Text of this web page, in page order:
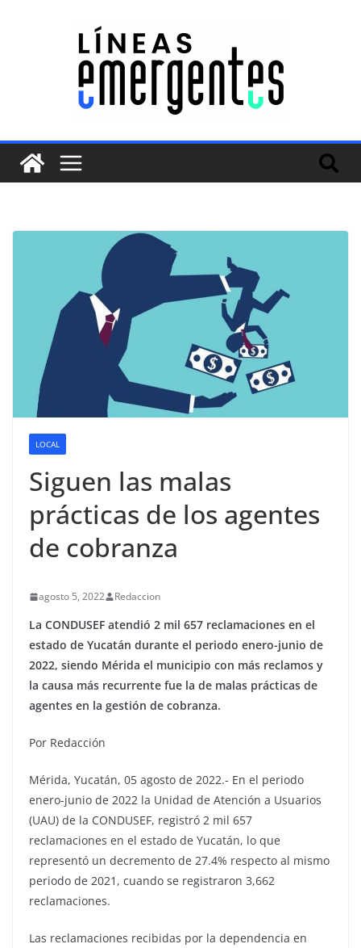
LOCAL
Siguen las malas
prácticas de los agentes
de cobranza
agosto 5, 2022 Redaccion
La CONDUSEF atendió 2 mil 657 reclamaciones en el
estado de Yucatán durante el periodo enero-junio de
2022, siendo Mérida el municipio con más reclamos y
la causa más recurrente fue la de malas prácticas de
agentes en la gestión de cobranza.
Por Redacción
Mérida, Yucatán, 05 agosto de 2022.- En el periodo
enero-junio de 2022 la Unidad de Atención a Usuarios
(UAU) de la CONDUSEF, registró 2 mil 657
reclamaciones en el estado de Yucatán, lo que
representó un decremento de 27.4% respecto al mismo
periodo de 2021, cuando se registraron 3,662
reclamaciones.
Las reclamaciones recibidas por la dependencia en